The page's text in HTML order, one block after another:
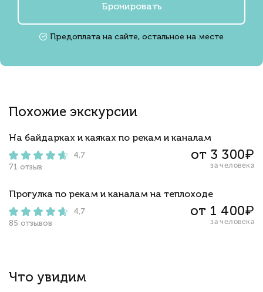
Бронировать
Предоплата на сайте, остальное на месте
Похожие экскурсии
На байдарках и каяках по рекам и каналам
4,7
71 отзыв
от 3 300₽
за человека
Прогулка по рекам и каналам на теплоходе
4,7
85 отзывов
от 1 400₽
за человека
Что увидим